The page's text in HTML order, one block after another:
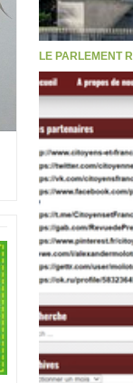
LE PARLEMENT